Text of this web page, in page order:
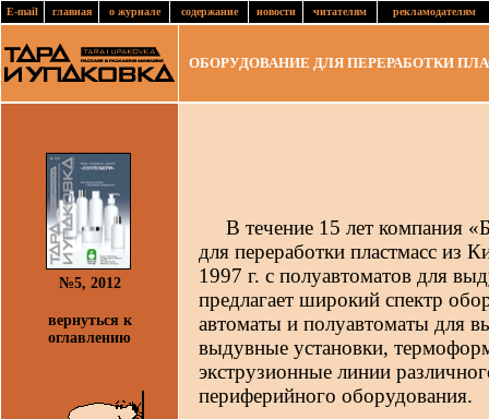
E-mail главная о журнале содержание новости читателям рекламодателям
ОБОРУДОВАНИЕ ДЛЯ ПЕРЕРАБОТКИ
№5, 2012
вернуться к
оглавлению
В течение 15 лет компания
для переработки пластмасс из
1997 г. с полуавтоматов для
предлагает широкий спектр
автоматы и полуавтоматы для
выдувные установки,
экструзионные линии
периферийного оборудования.